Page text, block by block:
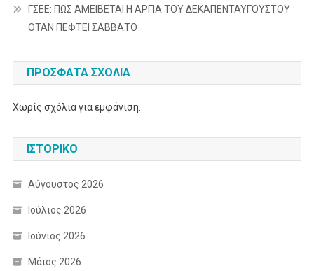
ΓΣΕΕ: ΠΩΣ ΑΜΕΙΒΕΤΑΙ Η ΑΡΓΙΑ ΤΟΥ ΔΕΚΑΠΕΝΤΑΥΓΟΥΣΤΟΥ
ΟΤΑΝ ΠΕΦΤΕΙ ΣΑΒΒΑΤΟ
ΠΡΌΣΦΑΤΑ ΣΧΌΛΙΑ
Χωρίς σχόλια για εμφάνιση.
ΙΣΤΟΡΙΚΌ
Αύγουστος 2026
Ιούλιος 2026
Ιούνιος 2026
Μάιος 2026